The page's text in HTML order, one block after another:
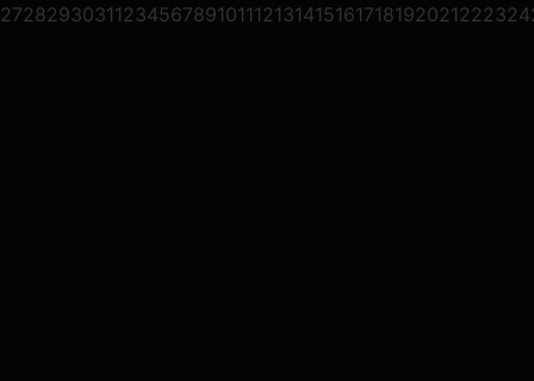
2728293031123456789101112131415161718192021222324